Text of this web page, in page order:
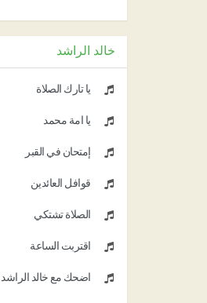
خالد الراشد
يا تارك الصلاة
يا أمة محمد
إمتحان في القبر
قوافل العائدين
الصلاة تشتكي
اقتربت الساعة
اضحك مع خالد الراشد